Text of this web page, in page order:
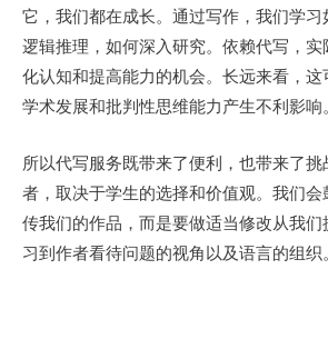
它，我们都在成长。通过写作，我们学
逻辑推理，如何深入研究。依赖代写，
化认知和提高能力的机会。长远来看，
学术发展和批判性思维能力产生不利影响。
所以代写服务既带来了便利，也带来了
者，取决于学生的选择和价值观。我们
传我们的作品，而是要做适当修改从我
习到作者看待问题的视角以及语言的组织。